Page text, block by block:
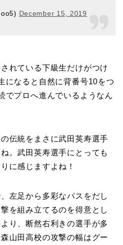
December 15, 2019
れている下級生だけがつけ
になると自然に背番号10をつ
でプロへ進んでいるようなん
伝統をまさに武田英寿選手
。武田英寿選手にとっても
に感じますよね！
左足から多彩なパスをだし
を組み立てるのを得意とし
り、断然右利きの選手が多
山田高校の攻撃の幅はグー